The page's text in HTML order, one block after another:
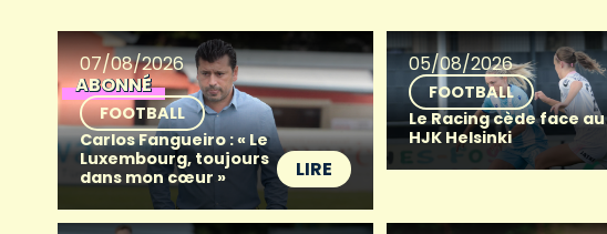
07/08/2026
ABONNÉ
FOOTBALL
Carlos Fangueiro : « Le
Luxembourg, toujours
dans mon cœur »
LIRE
05/08/2026
FOOTBALL
Le Racing cède face au
HJK Helsinki